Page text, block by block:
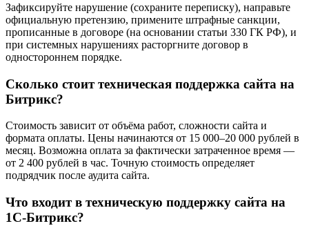
Зафиксируйте нарушение (сохраните переписку), направьте
официальную претензию, примените штрафные санкции,
прописанные в договоре (на основании статьи 330 ГК РФ), и
при системных нарушениях расторгните договор в
одностороннем порядке.
Сколько стоит техническая поддержка сайта на
Битрикс?
Стоимость зависит от объёма работ, сложности сайта и
формата оплаты. Цены начинаются от 15 000–20 000 рублей в
месяц. Возможна оплата за фактически затраченное время —
от 2 400 рублей в час. Точную стоимость определяет
подрядчик после аудита сайта.
Что входит в техническую поддержку сайта на
1С-Битрикс?